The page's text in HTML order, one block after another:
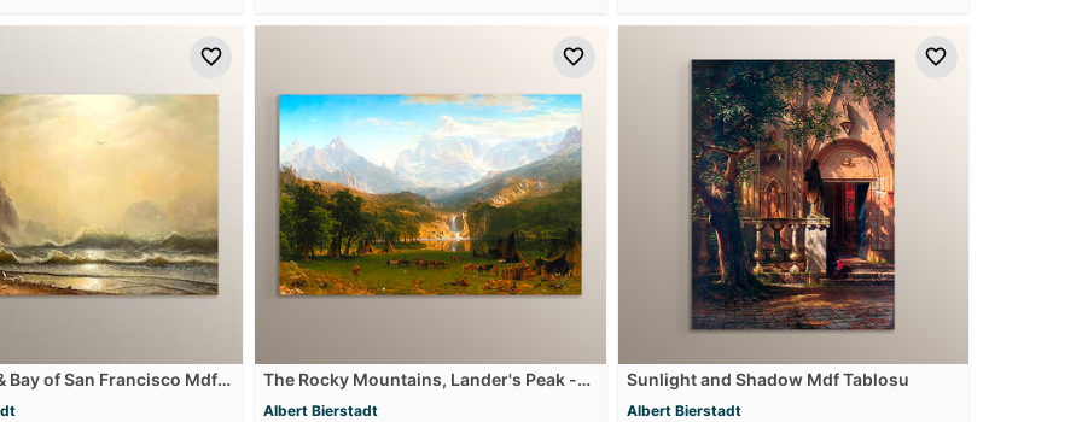
Bay of San Francisco Mdf
The Rocky Mountains, Lander's Peak -
Rocky Dağları Mdf Tablosu
Albert Bierstadt
Sunlight and Shadow Mdf Tablosu
Albert Bierstadt